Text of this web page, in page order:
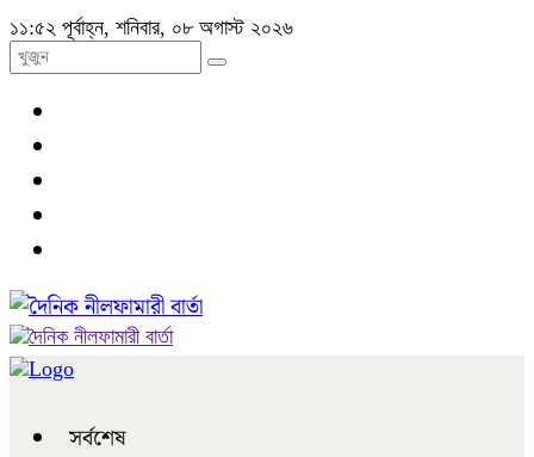
১১:৫২ পূর্বাহ্ন, শনিবার, ০৮ অগাস্ট ২০২৬
সর্বশেষ